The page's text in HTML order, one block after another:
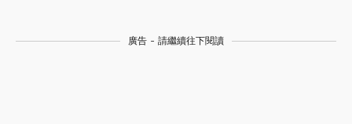
廣告 - 請繼續往下閱讀